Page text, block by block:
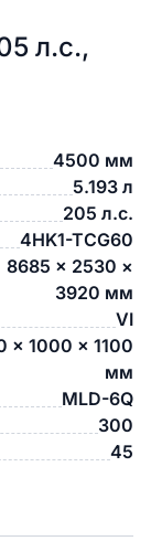
л.с.,
4500 мм
5.193 л
205 л.с.
4HK1-TCG60
8685 × 2530 ×
3920 мм
VI
× 1000 × 1100
мм
MLD-6Q
300
45